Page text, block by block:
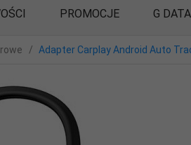
PROMOCJE G DATA
Adapter Carplay Android Auto